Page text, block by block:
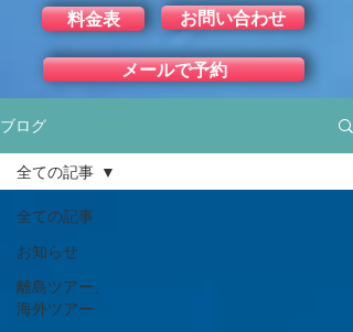
料金表
お問い合わせ
メールで予約
ブログ
全ての記事
お知らせ
離島ツアー、
海外ツアー
全ての記事